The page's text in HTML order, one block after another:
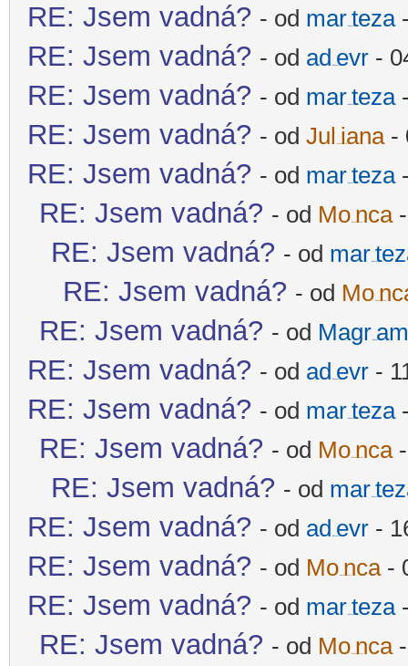
RE: Jsem vadná? - od mar -diskusni-forum-
teza-
RE: Jsem vadná? - od ad -diskusni-forum-
evr -
RE: Jsem vadná? - od mar -diskusni-forum-
teza-
RE: Jsem vadná? - od Jul -diskusni-forum-
iana-
RE: Jsem vadná? - od mar -diskusni-forum-
teza-
RE: Jsem vadná? - od Mo -diskusni-forum-
nca-
RE: Jsem vadná? - od mar -diskusni-forum-
RE: Jsem vadná? - od Mo -diskusni-forum-
RE: Jsem vadná? - od Magr -diskusni-forum-
RE: Jsem vadná? - od ad -diskusni-forum-
evr -
RE: Jsem vadná? - od mar -diskusni-forum-
teza-
RE: Jsem vadná? - od Mo -diskusni-forum-
nca-
RE: Jsem vadná? - od mar -diskusni-forum-
RE: Jsem vadná? - od ad -diskusni-forum-
evr -
RE: Jsem vadná? - od Mo -diskusni-forum-
nca-
RE: Jsem vadná? - od mar -diskusni-forum-
teza-
RE: Jsem vadná? - od Mo -diskusni-forum-
nca-